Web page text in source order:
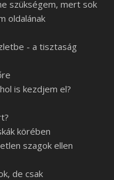
szükségem, mert sok
oldalának
- a tisztaság
is kezdjem el?
körében
szagok ellen
de csak